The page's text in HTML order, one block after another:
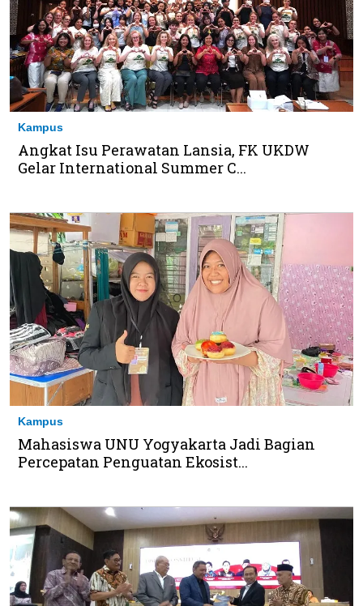
Kampus
Angkat Isu Perawatan Lansia, FK UKDW
Gelar International Summer C...
Kampus
Mahasiswa UNU Yogyakarta Jadi Bagian
Percepatan Penguatan Ekosist...